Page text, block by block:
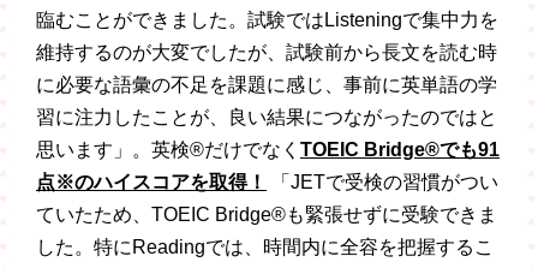
臨むことができました。試験ではListeningで集中力を
維持するのが大変でしたが、試験前から長文を読む時
に必要な語彙の不足を課題に感じ、事前に英単語の学
習に注力したことが、良い結果につながったのではと
思います」。英検®だけでなく TOEIC Bridge®でも91
点※のハイスコアを取得！
「JETで受検の習慣がつい
ていたため、TOEIC Bridge®も緊張せずに受験できま
した。特にReadingでは、時間内に全容を把握するこ